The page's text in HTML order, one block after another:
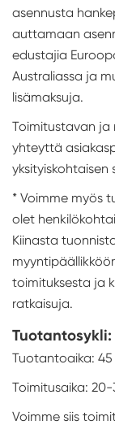
asennusta
auttamaan
edustajia
Australiassa ja
lisämaksuja.
Toimitustavan ja
yhteyttä
yksityiskohtaisen
* Voimme myös
olet
Kiinasta
toimituksesta ja
ratkaisuja.
Tuotantosykli:
Tuotantoaika:
Toimitusaika:
Voimme siis